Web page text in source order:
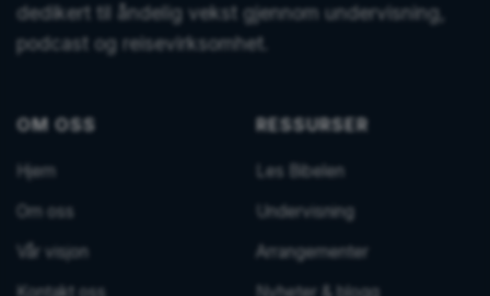
dedikert til åndelig vekst gjennom undervisning,
podcast og reisevirksomhet.
OM OSS
Hjem
Om oss
Vår visjon
RESSURSER
Les Bibelen
Undervisning
Arrangementer